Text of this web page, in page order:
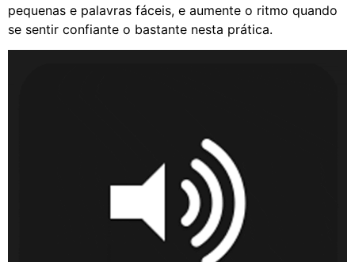
pequenas e palavras fáceis, e aumente o ritmo quando
se sentir confiante o bastante nesta prática.